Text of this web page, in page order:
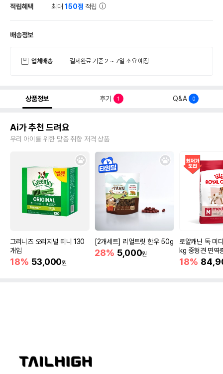
적립혜택 최대150점 적립
배송정보
업체배송 결제완료 기준 2 ~ 7일 소요 예정
상품정보 후기 1 Q&A 0
Ai가 추천 드려요
우리 아이를 위한 맞춤 취향 저격 상품
그리니즈 오리지널 티니 130
개입
18% 53,000원
[2개세트] 리얼트릿 한우 50g
28% 5,000원
로얄캐닌 독 미
kg 중형견 면역
18%